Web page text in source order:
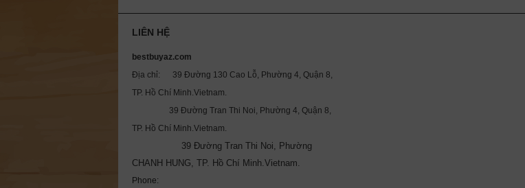
LIÊN HỆ
bestbuyaz.com
Địa chỉ: 39 Đường 130 Cao Lỗ, Phường 4, Quận 8,
TP. Hồ Chí Minh.Vietnam.
39 Đường Tran Thi Noi, Phường 4, Quận 8,
TP. Hồ Chí Minh.Vietnam.
39 Đường Tran Thi Noi, Phường
CHANH HUNG, TP. Hồ Chí Minh.Vietnam.